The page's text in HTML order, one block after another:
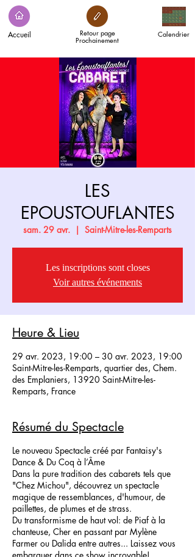
Accueil Calendrier
Retour page
Prochainement
LES
EPOUSTOUFLANTES
sam. 29 avr.
  |
Saint-Mitre-les-Remparts
Les inscriptions sont closes
Voir autres événements
Heure & Lieu
29 avr. 2023, 19:00 – 30 avr. 2023, 19:00
Saint-Mitre-les-Remparts, quartier des, Chem.
des Emplaniers, 13920 Saint-Mitre-les-
Remparts, France
Résumé du Spectacle
Le nouveau Spectacle créé par Fantaisy's
Dance & Du Coq à l’Âme
Dans la pure tradition des cabarets tels que
"Chez Michou", découvrez un spectacle
magique de ressemblances, d'humour, de
paillettes, de plumes et de strass.
Du transformisme de haut vol: de Piaf à la
chanteuse, Cher en passant par Mylène
Farmer ou Dalida entre autres... Laissez vous